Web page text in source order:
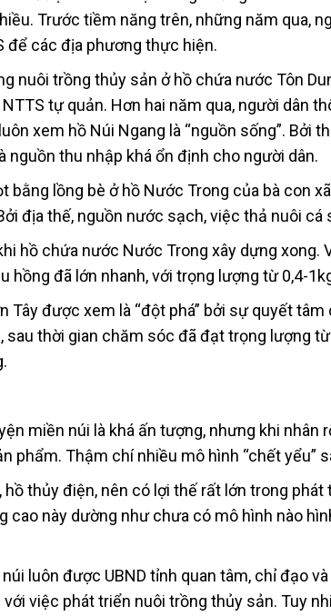
Trước tiềm năng trên, những năm qua,
để các địa phương thực hiện.
nuôi trồng thủy sản ở hồ chứa nước Tôn
tự quản. Hơn hai năm qua, người dân
xem hồ Núi Ngang là “nguồn sống”. Bởi
nguồn thu nhập khá ổn định cho người dân.
lồng bè ở hồ Nước Trong của bà con
địa thế, nguồn nước sạch, việc thả nuôi cá
hồ chứa nước Nước Trong xây dựng xong.
hồng đã lớn nhanh, với trọng lượng từ 0,4-
Tây được xem là “đột phá” bởi sự quyết tâm
sau thời gian chăm sóc đã đạt trọng lượng
miền núi là khá ấn tượng, nhưng khi nhân
phẩm. Thậm chí nhiều mô hình “chết yểu”
thủy điện, nên có lợi thế rất lớn trong phát
cao này dường như chưa có mô hình nào
luôn được UBND tỉnh quan tâm, chỉ đạo
việc phát triển nuôi trồng thủy sản. Tuy